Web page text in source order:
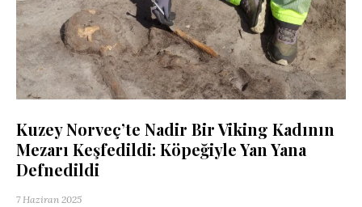
Kuzey Norveç’te Nadir Bir Viking Kadının
Mezarı Keşfedildi: Köpeğiyle Yan Yana
Defnedildi
7 Haziran 2025